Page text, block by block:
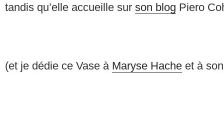
tandis qu’elle accueille sur son blog Piero
(et je dédie ce Vase à Maryse Hache et à